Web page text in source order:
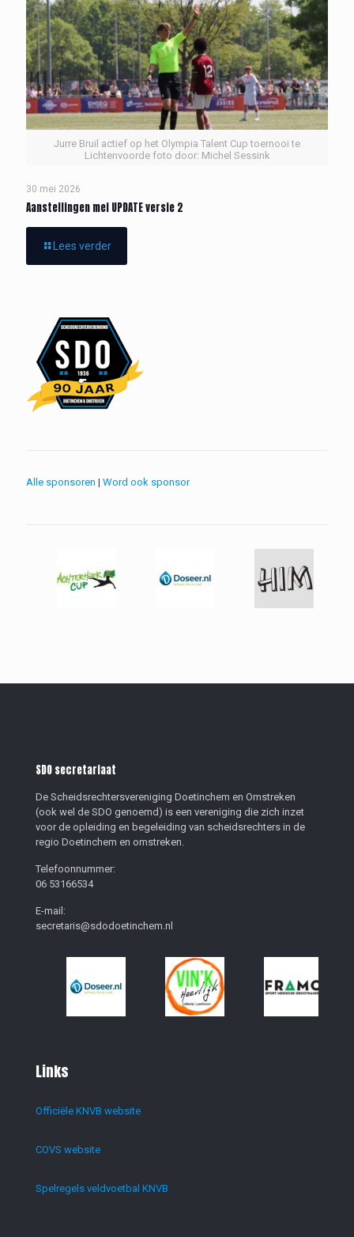
Jurre Bruil actief op het Olympia Talent Cup toernooi te
Lichtenvoorde foto door: Michel Sessink
30 mei 2026
Aanstellingen mei UPDATE versie 2
Lees verder
Alle sponsoren | Word ook sponsor
SDO secretariaat
De Scheidsrechtersvereniging Doetinchem en Omstreken
(ook wel de SDO genoemd) is een vereniging die zich inzet
voor de opleiding en begeleiding van scheidsrechters in de
regio Doetinchem en omstreken.
Telefoonnummer:
06 53166534
E-mail:
secretaris@sdodoetinchem.nl
Links
Officiële KNVB website
COVS website
Spelregels veldvoetbal KNVB